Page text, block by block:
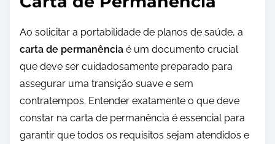
Ao solicitar a portabilidade de planos de saúde, a
carta de permanência é um documento crucial
que deve ser cuidadosamente preparado para
assegurar uma transição suave e sem
contratempos. Entender exatamente o que deve
constar na carta de permanência é essencial para
garantir que todos os requisitos sejam atendidos e